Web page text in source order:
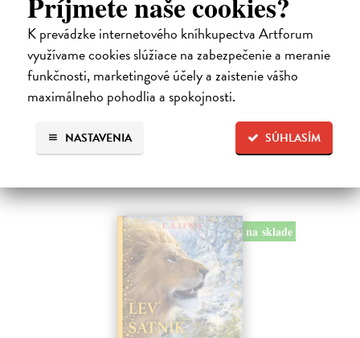
K prevádzke internetového kníhkupectva Artforum
využívame cookies slúžiace na zabezpečenie a meranie
funkčnosti, marketingové účely a zaistenie vášho
maximálneho pohodlia a spokojnosti.
SÚHLASÍM
NASTAVENIA
Dúbravský Andrej
Alica je zvedavá mačka, ktorá býva so zvedavým Andrejom. Obaja sú
fascinovaní ríšou hmyzu.
Na sklade ?
28,03 €
28,90 € ?
na sklade